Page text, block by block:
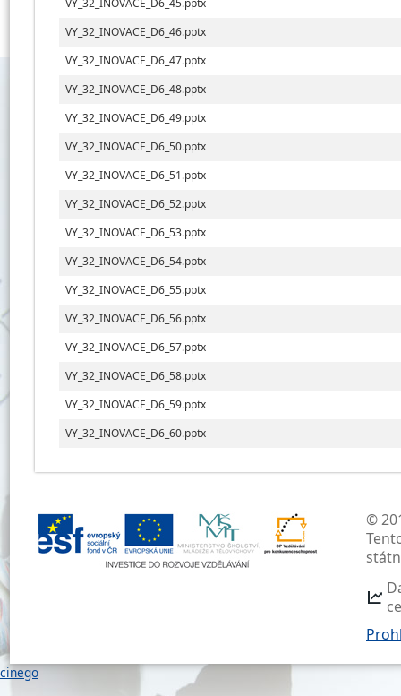
VY_32_INOVACE_D6_45.pptx
VY_32_INOVACE_D6_46.pptx
VY_32_INOVACE_D6_47.pptx
VY_32_INOVACE_D6_48.pptx
VY_32_INOVACE_D6_49.pptx
VY_32_INOVACE_D6_50.pptx
VY_32_INOVACE_D6_51.pptx
VY_32_INOVACE_D6_52.pptx
VY_32_INOVACE_D6_53.pptx
VY_32_INOVACE_D6_54.pptx
VY_32_INOVACE_D6_55.pptx
VY_32_INOVACE_D6_56.pptx
VY_32_INOVACE_D6_57.pptx
VY_32_INOVACE_D6_58.pptx
VY_32_INOVACE_D6_59.pptx
VY_32_INOVACE_D6_60.pptx
©
cinego